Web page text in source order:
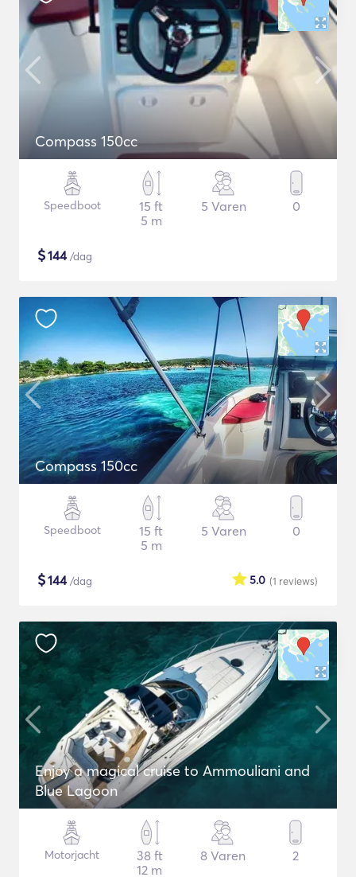
Compass 150cc
Speedboot
15 ft
5 m
5 Varen 0
$144/dag
Compass 150cc
Speedboot
15 ft
5 m
5 Varen 0
$144/dag (1 reviews)
5.0
Enjoy a magical cruise to Ammouliani and
Blue Lagoon
Motorjacht
38 ft
12 m
8 Varen 2